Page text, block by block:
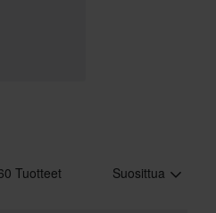
Tuotteet Suosittua